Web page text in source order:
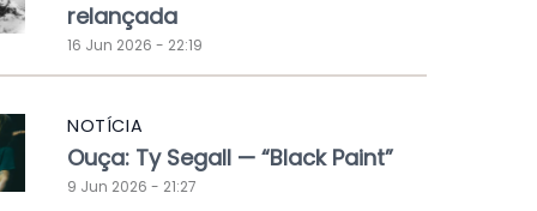
relançada
16 Jun 2026 - 22:19
NOTÍCIA
Ouça: Ty Segall — “Black Paint”
9 Jun 2026 - 21:27